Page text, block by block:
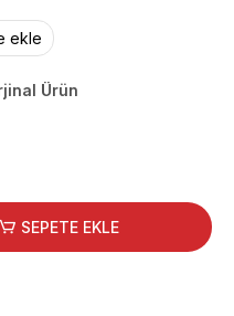
ekle
Ürün
SEPETE EKLE